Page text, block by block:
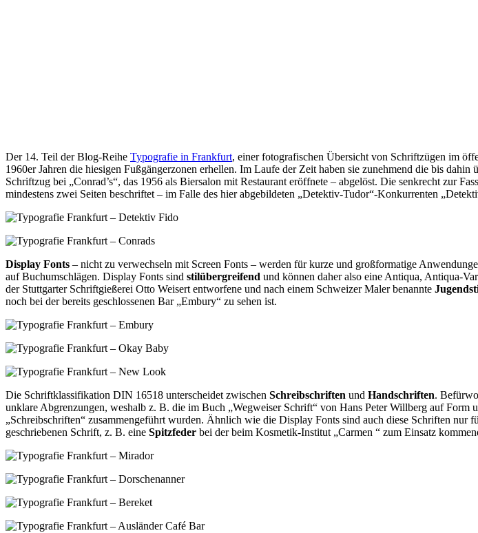
Der 14. Teil der Blog-Reihe Typografie in Frankfurt, einer fotografischen Übersicht von Schriftzügen im
1960er Jahren die hiesigen Fußgängerzonen erhellen. Im Laufe der Zeit haben sie zunehmend die bis
Schriftzug bei „Conrad’s“, das 1956 als Biersalon mit Restaurant eröffnete – abgelöst. Die senkrecht zur
mindestens zwei Seiten beschriftet – im Falle des hier abgebildeten „Detektiv-Tudor“-Konkurrenten
Display Fonts – nicht zu verwechseln mit Screen Fonts – werden für kurze und großformatige
auf Buchumschlägen. Display Fonts sind stilübergreifend und können daher also eine Antiqua, Antiqua-
der Stuttgarter Schriftgießerei Otto Weisert entworfene und nach einem Schweizer Maler benannte
noch bei der bereits geschlossenen Bar „Embury“ zu sehen ist.
Die Schriftklassifikation DIN 16518 unterscheidet zwischen Schreibschriften und Handschriften.
unklare Abgrenzungen, weshalb z. B. die im Buch „Wegweiser Schrift“ von Hans Peter Willberg auf
„Schreibschriften“ zusammengeführt wurden. Ähnlich wie die Display Fonts sind auch diese Schriften nur
geschriebenen Schrift, z. B. eine Spitzfeder bei der beim Kosmetik-Institut „Carmen “ zum Einsatz